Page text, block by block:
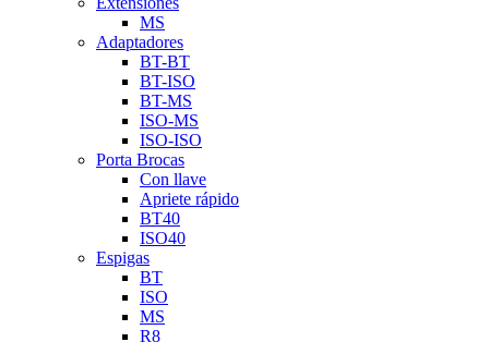
MS
Adaptadores
BT-BT
BT-ISO
BT-MS
ISO-MS
ISO-ISO
Porta Brocas
Con llave
Apriete rápido
BT40
ISO40
Espigas
BT
ISO
MS
R8